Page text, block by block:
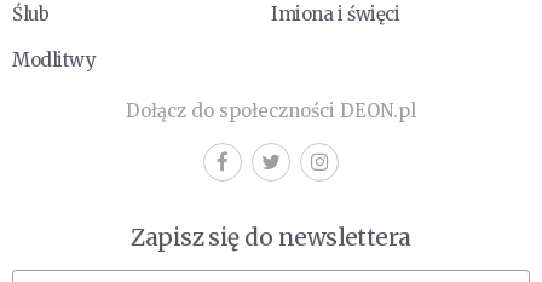
Ślub
Imiona i święci
Modlitwy
Dołącz do społeczności DEON.pl
Zapisz się do newslettera